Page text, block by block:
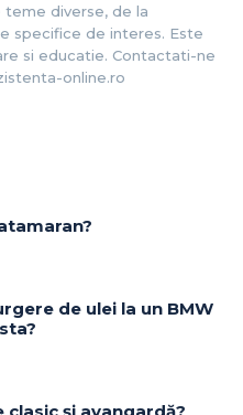
diverse, de la
specifice de interes. Este
si educatie. Contactati-ne
online.ro
de ulei la un BMW